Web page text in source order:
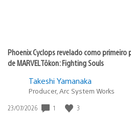
Phoenix Cyclops revelado como primeiro
de MARVEL Tōkon: Fighting Souls
Takeshi Yamanaka
Producer, Arc System Works
Data
23/07/2026 1 3